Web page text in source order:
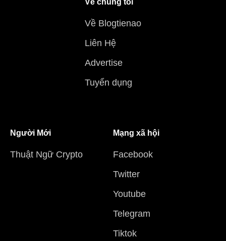
Về chúng tôi
Về Blogtienao
Liên Hệ
Advertise
Tuyển dụng
Người Mới
Thuật Ngữ Crypto
Mạng xã hội
Facebook
Twitter
Youtube
Telegram
Tiktok